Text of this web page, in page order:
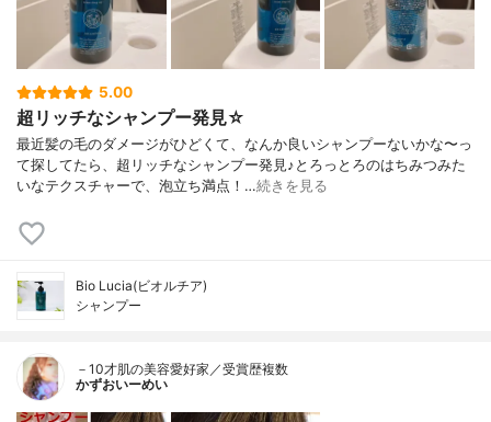
5.00
超リッチなシャンプー発見☆
最近髪の毛のダメージがひどくて、なんか良いシャンプーないかな〜っ
て探してたら、超リッチなシャンプー発見♪とろっとろのはちみつみた
いなテクスチャーで、泡立ち満点！…続きを見る
Bio Lucia(ビオルチア)
シャンプー
－10才肌の美容愛好家／受賞歴複数
かずおいーめい